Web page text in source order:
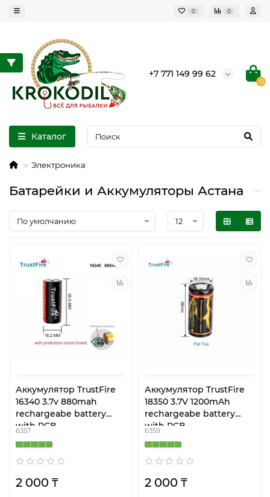
0 0
+7 771 149 99 62
0
Каталог
Электроника
Батарейки и Аккумуляторы Астана
Аккумулятор TrustFire
16340 3.7v 880mah
rechargeabe battery
with PCB
6357
2 000 ₸
Аккумулятор TrustFire
18350 3.7V 1200mAh
rechargeabe battery
with PCB
6359
2 000 ₸